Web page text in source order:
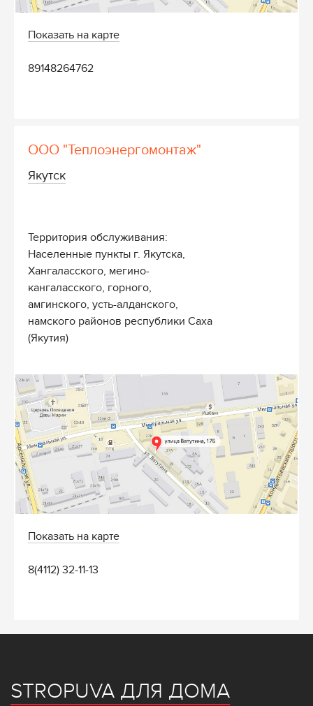
Показать на карте
89148264762
ООО "Теплоэнергомонтаж"
Якутск
Территория обслуживания:
Населенные пункты г. Якутска,
Хангаласского, мегино-
кангаласского, горного,
амгинского, усть-алданского,
намского районов республики Саха
(Якутия)
Показать на карте
8(4112) 32-11-13
STROPUVA ДЛЯ ДОМА